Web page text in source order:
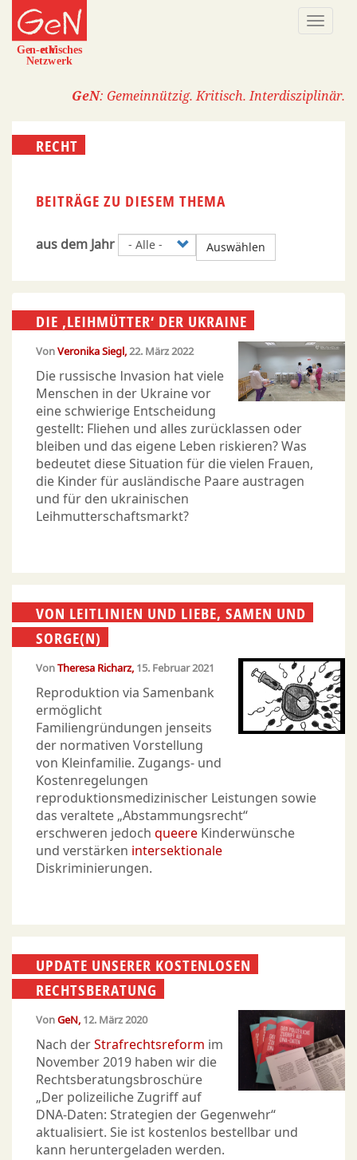
Direkt
zum
Inhalt
GeN: Gemeinnützig. Kritisch. Interdisziplinär.
RECHT
BEITRÄGE ZU DIESEM THEMA
aus dem Jahr Auswählen
DIE ‚LEIHMÜTTER‘ DER UKRAINE
VonVeronika Siegl 22. März 2022
Die russische Invasion hat viele
Menschen in der Ukraine vor
eine schwierige Entscheidung
gestellt: Fliehen und alles zurücklassen oder
bleiben und das eigene Leben riskieren? Was
bedeutet diese Situation für die vielen Frauen,
die Kinder für ausländische Paare austragen
und für den ukrainischen
Leihmutterschaftsmarkt?
VON LEITLINIEN UND LIEBE, SAMEN UND
SORGE(N)
VonTheresa Richarz 15. Februar 2021
Reproduktion via Samenbank
ermöglicht
Familiengründungen jenseits
der normativen Vorstellung
von Kleinfamilie. Zugangs- und
Kostenregelungen
reproduktionsmedizinischer Leistungen sowie
das veraltete „Abstammungsrecht“
erschweren jedoch queere Kinderwünsche
und verstärken intersektionale
Diskriminierungen.
UPDATE UNSERER KOSTENLOSEN
RECHTSBERATUNG
VonGeN 12. März 2020
Nach derStrafrechtsreform im
November 2019 haben wir die
Rechtsberatungsbroschüre
„Der polizeiliche Zugriff auf
DNA-Daten: Strategien der Gegenwehr“
aktualisiert. Sie ist kostenlos bestellbar und
kann heruntergeladen werden.